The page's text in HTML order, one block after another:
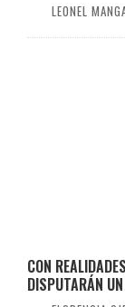
LEONEL
CON
DISPUTARÁN